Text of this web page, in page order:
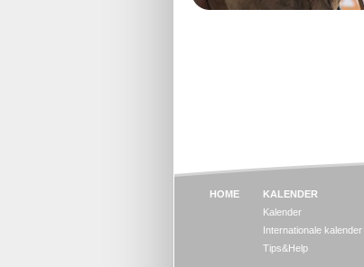
HOME
KALENDER
Kalender
Internationale
Tips&Help